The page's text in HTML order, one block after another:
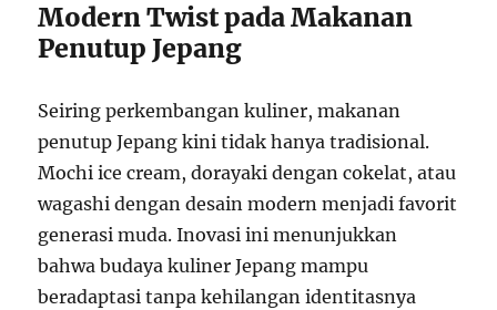
Modern Twist pada Makanan
Penutup Jepang
Seiring perkembangan kuliner, makanan
penutup Jepang kini tidak hanya tradisional.
Mochi ice cream, dorayaki dengan cokelat, atau
wagashi dengan desain modern menjadi favorit
generasi muda. Inovasi ini menunjukkan
bahwa budaya kuliner Jepang mampu
beradaptasi tanpa kehilangan identitasnya